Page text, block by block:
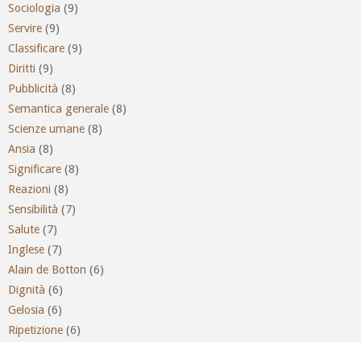
Sociologia (9)
Servire (9)
Classificare (9)
Diritti (9)
Pubblicità (8)
Semantica generale (8)
Scienze umane (8)
Ansia (8)
Significare (8)
Reazioni (8)
Sensibilità (7)
Salute (7)
Inglese (7)
Alain de Botton (6)
Dignità (6)
Gelosia (6)
Ripetizione (6)